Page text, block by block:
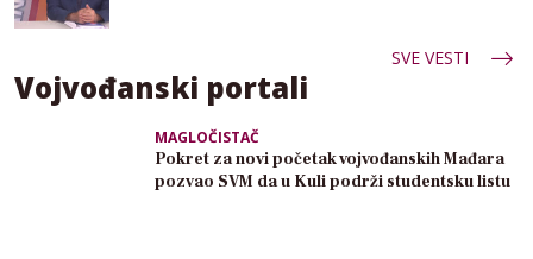
SVE VESTI
Vojvođanski portali
MAGLOČISTAČ
Pokret za novi početak vojvođanskih Mađara
pozvao SVM da u Kuli podrži studentsku listu